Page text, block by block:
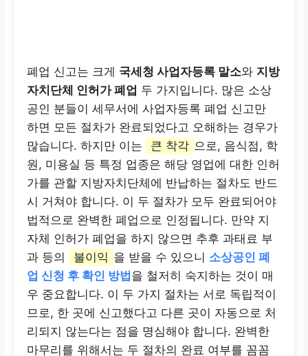
폐업 신고는 크게 국세청 사업자등록 말소와 지방
자치단체 인허가 폐업 두 가지입니다. 많은 소상
공인 분들이 세무서에 사업자등록 폐업 신고만
하면 모든 절차가 완료되었다고 오해하는 경우가
많습니다. 하지만 이는
큰 착각 으로, 음식점, 학
원, 미용실 등 특정 업종은 해당 영업에 대한 인허
가를 관할 지방자치단체에 반납하는 절차도 반드
시 거쳐야 합니다. 이 두 절차가 모두 완료되어야
법적으로 완벽한 폐업으로 인정됩니다. 만약 지
자체 인허가 폐업을 하지 않으면 추후 과태료 부
과 등의
불이익 을 받을 수 있으니 소상공인 폐
업 신청 후 확인 방법을 철저히 숙지하는 것이 매
우 중요합니다. 이 두 가지 절차는 서로 독립적이
므로, 한 곳에 신고했다고 다른 곳이 자동으로 처
리되지 않는다는 점을 명심해야 합니다. 완벽한
마무리를 위해서는 두 절차의 완료 여부를 꼼꼼